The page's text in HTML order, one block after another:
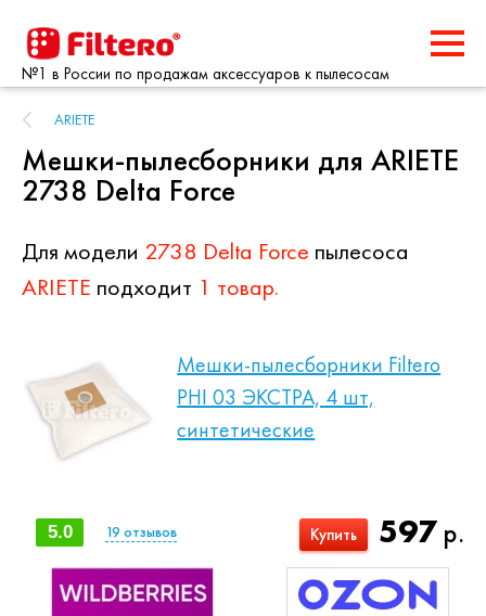
№1 в России по продажам аксессуаров к пылесосам
ARIETE
Мешки-пылесборники для ARIETE
2738 Delta Force
Для модели 2738 Delta Force пылесоса
ARIETE подходит 1 товар.
Мешки-пылесборники Filtero
PHI 03 ЭКСТРА, 4 шт,
синтетические
597р.
Купить
5.0 19 отзывов